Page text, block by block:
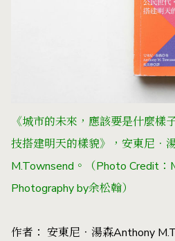
《城市的未來，應該要是什麼樣
技搭建明天的樣貌》，安東尼．
M.Townsend。（Photo Credit：
Photography by余松翰）
作者： 安東尼．湯森Anthony